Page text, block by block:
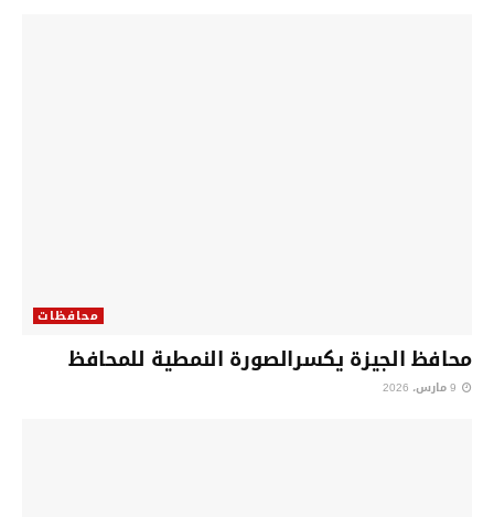
محافظات
محافظ الجيزة يكسرالصورة النمطية للمحافظ